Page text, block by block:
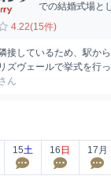
での結婚式場と
4.22(15件)
接しているため、駅か
ズヴェールで挙式を行
ん
15土 16 日 17 月